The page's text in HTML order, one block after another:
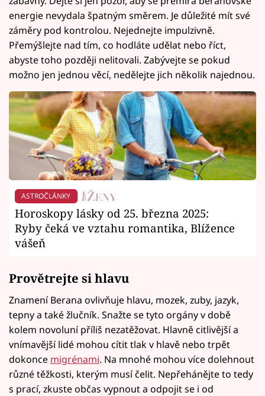
energie nevydala špatným směrem. Je důležité mít své
záměry pod kontrolou. Nejednejte impulzivně.
Přemýšlejte nad tím, co hodláte udělat nebo říct,
abyste toho později nelitovali. Zabývejte se pokud
možno jen jednou věcí, nedělejte jich několik najednou.
ASTROČLÁNKY
Horoskopy lásky od 25. března 2025:
Ryby čeká ve vztahu romantika, Blížence
vášeň
Provětrejte si hlavu
Znamení Berana ovlivňuje hlavu, mozek, zuby, jazyk,
tepny a také žlučník. Snažte se tyto orgány v době
kolem novoluní příliš nezatěžovat. Hlavně citlivější a
vnímavější lidé mohou cítit tlak v hlavě nebo trpět
dokonce migrénami. Na mnohé mohou více dolehnout
různé těžkosti, kterým musí čelit. Nepřehánějte to tedy
s prací, zkuste občas vypnout a odpojit se i od